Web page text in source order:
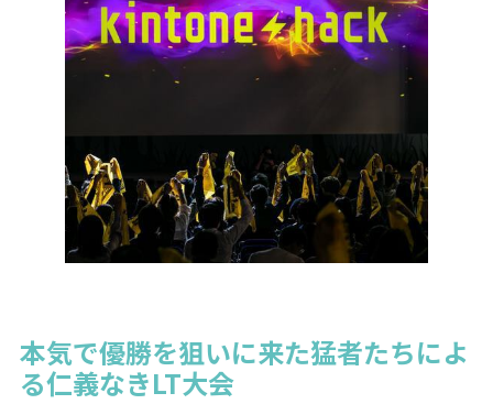
本気で優勝を狙いに来た猛者たちによ
る仁義なきLT大会